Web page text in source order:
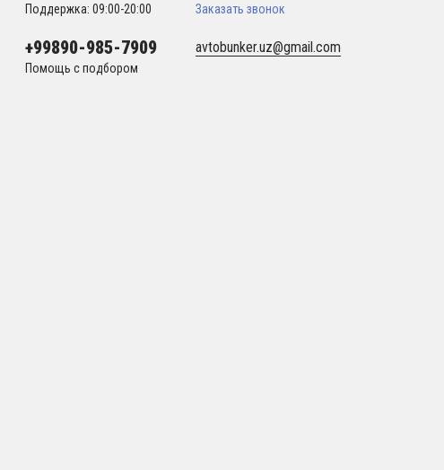
Поддержка: 09:00-20:00 Заказать звонок
+99890-985-7909
Помощь с подбором
avtobunker.uz@gmail.com